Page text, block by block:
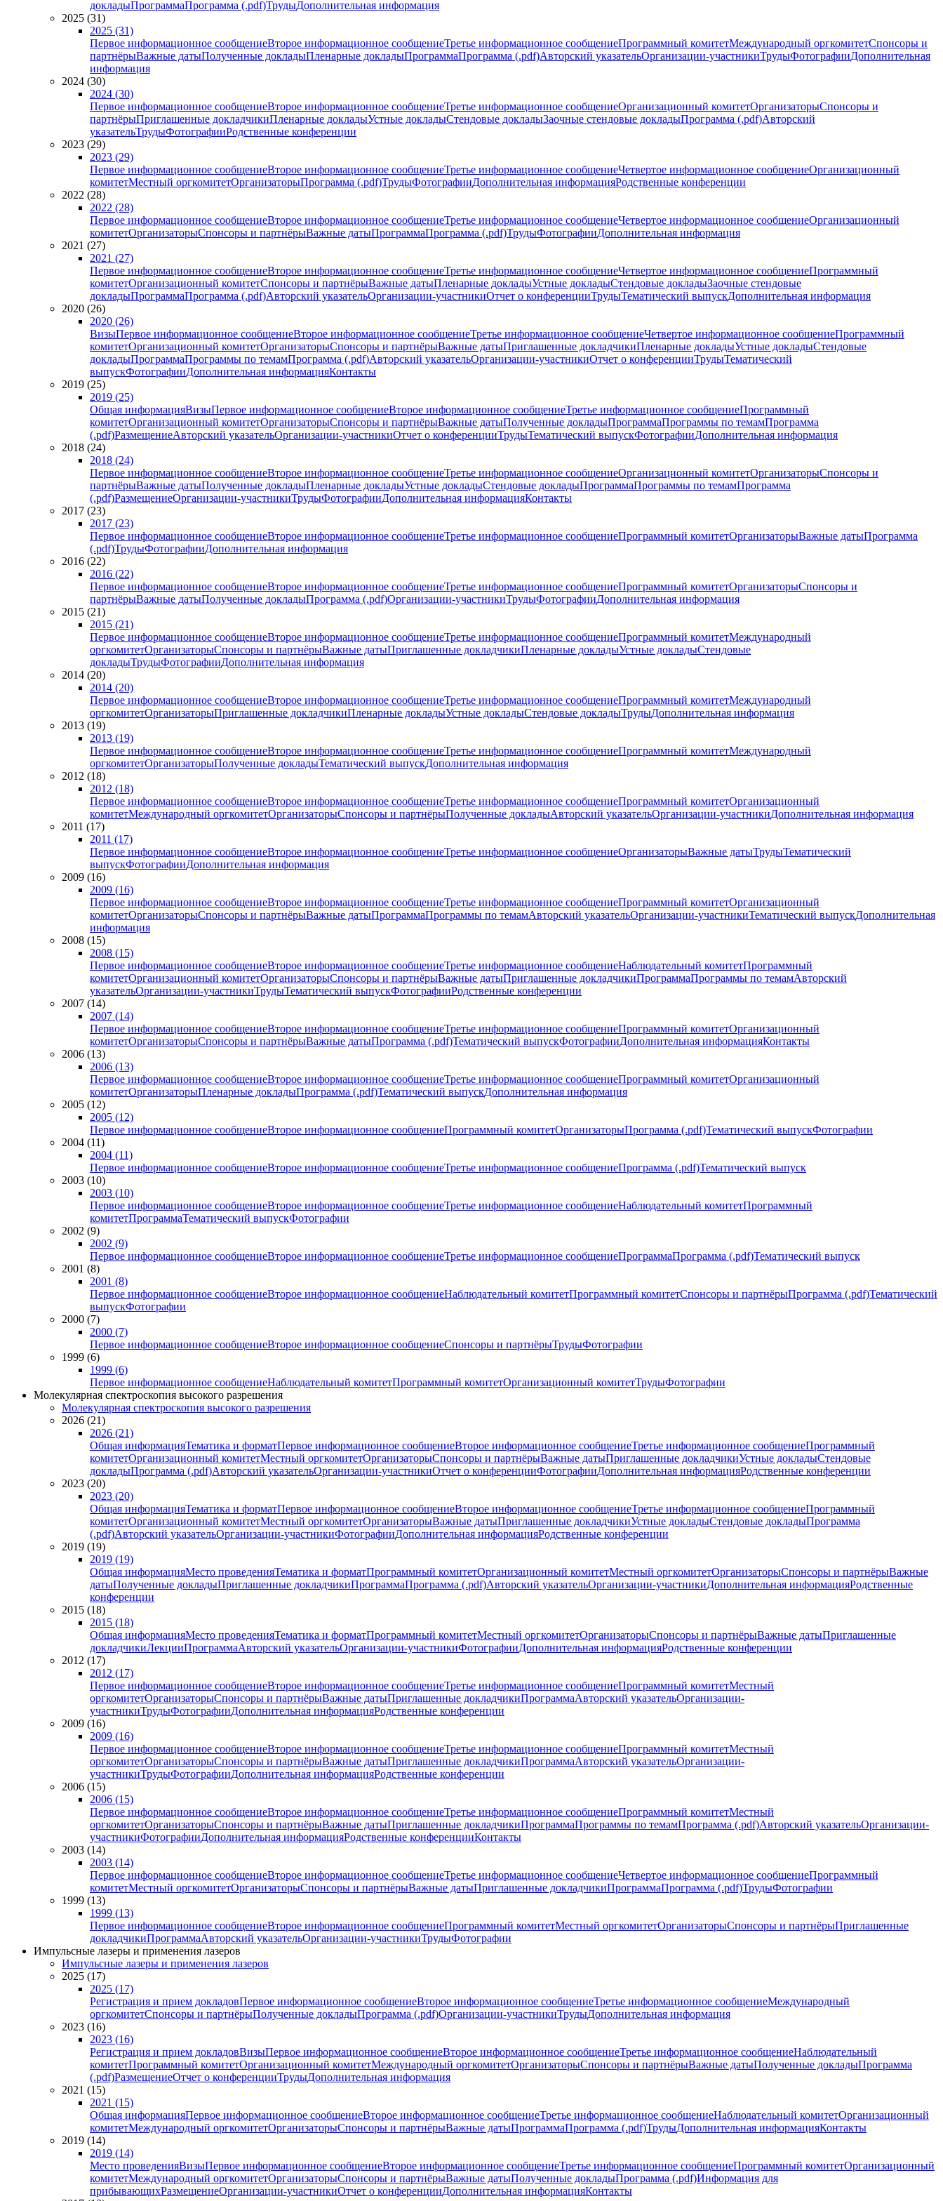
докладыПрограммаПрограмма (.pdf)ТрудыДополнительная информация
2025 (31)
2025 (31)
Первое информационное сообщениеВторое информационное сообщениеТретье информационное сообщениеПрограммный комитетМеждународный оргкомитетСпонсоры и
партнёрыВажные датыПолученные докладыПленарные докладыПрограммаПрограмма (.pdf)Авторский указательОрганизации-участникиТрудыФотографииДополнительная
информация
2024 (30)
2024 (30)
Первое информационное сообщениеВторое информационное сообщениеТретье информационное сообщениеОрганизационный комитетОрганизаторыСпонсоры и
партнёрыПриглашенные докладчикиПленарные докладыУстные докладыСтендовые докладыЗаочные стендовые докладыПрограмма (.pdf)Авторский
указательТрудыФотографииРодственные конференции
2023 (29)
2023 (29)
Первое информационное сообщениеВторое информационное сообщениеТретье информационное сообщениеЧетвертое информационное сообщениеОрганизационный
комитетМестный оргкомитетОрганизаторыПрограмма (.pdf)ТрудыФотографииДополнительная информацияРодственные конференции
2022 (28)
2022 (28)
Первое информационное сообщениеВторое информационное сообщениеТретье информационное сообщениеЧетвертое информационное сообщениеОрганизационный
комитетОрганизаторыСпонсоры и партнёрыВажные датыПрограммаПрограмма (.pdf)ТрудыФотографииДополнительная информация
2021 (27)
2021 (27)
Первое информационное сообщениеВторое информационное сообщениеТретье информационное сообщениеЧетвертое информационное сообщениеПрограммный
комитетОрганизационный комитетСпонсоры и партнёрыВажные датыПленарные докладыУстные докладыСтендовые докладыЗаочные стендовые
докладыПрограммаПрограмма (.pdf)Авторский указательОрганизации-участникиОтчет о конференцииТрудыТематический выпускДополнительная информация
2020 (26)
2020 (26)
ВизыПервое информационное сообщениеВторое информационное сообщениеТретье информационное сообщениеЧетвертое информационное сообщениеПрограммный
комитетОрганизационный комитетОрганизаторыСпонсоры и партнёрыВажные датыПриглашенные докладчикиПленарные докладыУстные докладыСтендовые
докладыПрограммаПрограммы по темамПрограмма (.pdf)Авторский указательОрганизации-участникиОтчет о конференцииТрудыТематический
выпускФотографииДополнительная информацияКонтакты
2019 (25)
2019 (25)
Общая информацияВизыПервое информационное сообщениеВторое информационное сообщениеТретье информационное сообщениеПрограммный
комитетОрганизационный комитетОрганизаторыСпонсоры и партнёрыВажные датыПолученные докладыПрограммаПрограммы по темамПрограмма
(.pdf)РазмещениеАвторский указательОрганизации-участникиОтчет о конференцииТрудыТематический выпускФотографииДополнительная информация
2018 (24)
2018 (24)
Первое информационное сообщениеВторое информационное сообщениеТретье информационное сообщениеОрганизационный комитетОрганизаторыСпонсоры и
партнёрыВажные датыПолученные докладыПленарные докладыУстные докладыСтендовые докладыПрограммаПрограммы по темамПрограмма
(.pdf)РазмещениеОрганизации-участникиТрудыФотографииДополнительная информацияКонтакты
2017 (23)
2017 (23)
Первое информационное сообщениеВторое информационное сообщениеТретье информационное сообщениеПрограммный комитетОрганизаторыВажные датыПрограмма
(.pdf)ТрудыФотографииДополнительная информация
2016 (22)
2016 (22)
Первое информационное сообщениеВторое информационное сообщениеТретье информационное сообщениеПрограммный комитетОрганизаторыСпонсоры и
партнёрыВажные датыПолученные докладыПрограмма (.pdf)Организации-участникиТрудыФотографииДополнительная информация
2015 (21)
2015 (21)
Первое информационное сообщениеВторое информационное сообщениеТретье информационное сообщениеПрограммный комитетМеждународный
оргкомитетОрганизаторыСпонсоры и партнёрыВажные датыПриглашенные докладчикиПленарные докладыУстные докладыСтендовые
докладыТрудыФотографииДополнительная информация
2014 (20)
2014 (20)
Первое информационное сообщениеВторое информационное сообщениеТретье информационное сообщениеПрограммный комитетМеждународный
оргкомитетОрганизаторыПриглашенные докладчикиПленарные докладыУстные докладыСтендовые докладыТрудыДополнительная информация
2013 (19)
2013 (19)
Первое информационное сообщениеВторое информационное сообщениеТретье информационное сообщениеПрограммный комитетМеждународный
оргкомитетОрганизаторыПолученные докладыТематический выпускДополнительная информация
2012 (18)
2012 (18)
Первое информационное сообщениеВторое информационное сообщениеТретье информационное сообщениеПрограммный комитетОрганизационный
комитетМеждународный оргкомитетОрганизаторыСпонсоры и партнёрыПолученные докладыАвторский указательОрганизации-участникиДополнительная информация
2011 (17)
2011 (17)
Первое информационное сообщениеВторое информационное сообщениеТретье информационное сообщениеОрганизаторыВажные датыТрудыТематический
выпускФотографииДополнительная информация
2009 (16)
2009 (16)
Первое информационное сообщениеВторое информационное сообщениеТретье информационное сообщениеПрограммный комитетОрганизационный
комитетОрганизаторыСпонсоры и партнёрыВажные датыПрограммаПрограммы по темамАвторский указательОрганизации-участникиТематический выпускДополнительная
информация
2008 (15)
2008 (15)
Первое информационное сообщениеВторое информационное сообщениеТретье информационное сообщениеНаблюдательный комитетПрограммный
комитетОрганизационный комитетОрганизаторыСпонсоры и партнёрыВажные датыПриглашенные докладчикиПрограммаПрограммы по темамАвторский
указательОрганизации-участникиТрудыТематический выпускФотографииРодственные конференции
2007 (14)
2007 (14)
Первое информационное сообщениеВторое информационное сообщениеТретье информационное сообщениеПрограммный комитетОрганизационный
комитетОрганизаторыСпонсоры и партнёрыВажные датыПрограмма (.pdf)Тематический выпускФотографииДополнительная информацияКонтакты
2006 (13)
2006 (13)
Первое информационное сообщениеВторое информационное сообщениеТретье информационное сообщениеПрограммный комитетОрганизационный
комитетОрганизаторыПленарные докладыПрограмма (.pdf)Тематический выпускДополнительная информация
2005 (12)
2005 (12)
Первое информационное сообщениеВторое информационное сообщениеПрограммный комитетОрганизаторыПрограмма (.pdf)Тематический выпускФотографии
2004 (11)
2004 (11)
Первое информационное сообщениеВторое информационное сообщениеТретье информационное сообщениеПрограмма (.pdf)Тематический выпуск
2003 (10)
2003 (10)
Первое информационное сообщениеВторое информационное сообщениеТретье информационное сообщениеНаблюдательный комитетПрограммный
комитетПрограммаТематический выпускФотографии
2002 (9)
2002 (9)
Первое информационное сообщениеВторое информационное сообщениеТретье информационное сообщениеПрограммаПрограмма (.pdf)Тематический выпуск
2001 (8)
2001 (8)
Первое информационное сообщениеВторое информационное сообщениеНаблюдательный комитетПрограммный комитетСпонсоры и партнёрыПрограмма (.pdf)Тематический
выпускФотографии
2000 (7)
2000 (7)
Первое информационное сообщениеВторое информационное сообщениеСпонсоры и партнёрыТрудыФотографии
1999 (6)
1999 (6)
Первое информационное сообщениеНаблюдательный комитетПрограммный комитетОрганизационный комитетТрудыФотографии
Молекулярная спектроскопия высокого разрешения
Молекулярная спектроскопия высокого разрешения
2026 (21)
2026 (21)
Общая информацияТематика и форматПервое информационное сообщениеВторое информационное сообщениеТретье информационное сообщениеПрограммный
комитетОрганизационный комитетМестный оргкомитетОрганизаторыСпонсоры и партнёрыВажные датыПриглашенные докладчикиУстные докладыСтендовые
докладыПрограмма (.pdf)Авторский указательОрганизации-участникиОтчет о конференцииФотографииДополнительная информацияРодственные конференции
2023 (20)
2023 (20)
Общая информацияТематика и форматПервое информационное сообщениеВторое информационное сообщениеТретье информационное сообщениеПрограммный
комитетОрганизационный комитетМестный оргкомитетОрганизаторыВажные датыПриглашенные докладчикиУстные докладыСтендовые докладыПрограмма
(.pdf)Авторский указательОрганизации-участникиФотографииДополнительная информацияРодственные конференции
2019 (19)
2019 (19)
Общая информацияМесто проведенияТематика и форматПрограммный комитетОрганизационный комитетМестный оргкомитетОрганизаторыСпонсоры и партнёрыВажные
датыПолученные докладыПриглашенные докладчикиПрограммаПрограмма (.pdf)Авторский указательОрганизации-участникиДополнительная информацияРодственные
конференции
2015 (18)
2015 (18)
Общая информацияМесто проведенияТематика и форматПрограммный комитетМестный оргкомитетОрганизаторыСпонсоры и партнёрыВажные датыПриглашенные
докладчикиЛекцииПрограммаАвторский указательОрганизации-участникиФотографииДополнительная информацияРодственные конференции
2012 (17)
2012 (17)
Первое информационное сообщениеВторое информационное сообщениеТретье информационное сообщениеПрограммный комитетМестный
оргкомитетОрганизаторыСпонсоры и партнёрыВажные датыПриглашенные докладчикиПрограммаАвторский указательОрганизации-
участникиТрудыФотографииДополнительная информацияРодственные конференции
2009 (16)
2009 (16)
Первое информационное сообщениеВторое информационное сообщениеТретье информационное сообщениеПрограммный комитетМестный
оргкомитетОрганизаторыСпонсоры и партнёрыВажные датыПриглашенные докладчикиПрограммаАвторский указательОрганизации-
участникиТрудыФотографииДополнительная информацияРодственные конференции
2006 (15)
2006 (15)
Первое информационное сообщениеВторое информационное сообщениеТретье информационное сообщениеПрограммный комитетМестный
оргкомитетОрганизаторыСпонсоры и партнёрыВажные датыПриглашенные докладчикиПрограммаПрограммы по темамПрограмма (.pdf)Авторский указательОрганизации-
участникиФотографииДополнительная информацияРодственные конференцииКонтакты
2003 (14)
2003 (14)
Первое информационное сообщениеВторое информационное сообщениеТретье информационное сообщениеЧетвертое информационное сообщениеПрограммный
комитетМестный оргкомитетОрганизаторыСпонсоры и партнёрыВажные датыПриглашенные докладчикиПрограммаПрограмма (.pdf)ТрудыФотографии
1999 (13)
1999 (13)
Первое информационное сообщениеВторое информационное сообщениеПрограммный комитетМестный оргкомитетОрганизаторыСпонсоры и партнёрыПриглашенные
докладчикиПрограммаАвторский указательОрганизации-участникиТрудыФотографии
Импульсные лазеры и применения лазеров
Импульсные лазеры и применения лазеров
2025 (17)
2025 (17)
Регистрация и прием докладовПервое информационное сообщениеВторое информационное сообщениеТретье информационное сообщениеМеждународный
оргкомитетСпонсоры и партнёрыПолученные докладыПрограмма (.pdf)Организации-участникиТрудыДополнительная информация
2023 (16)
2023 (16)
Регистрация и прием докладовВизыПервое информационное сообщениеВторое информационное сообщениеТретье информационное сообщениеНаблюдательный
комитетПрограммный комитетОрганизационный комитетМеждународный оргкомитетОрганизаторыСпонсоры и партнёрыВажные датыПолученные докладыПрограмма
(.pdf)РазмещениеОтчет о конференцииТрудыДополнительная информация
2021 (15)
2021 (15)
Общая информацияПервое информационное сообщениеВторое информационное сообщениеТретье информационное сообщениеНаблюдательный комитетОрганизационный
комитетМеждународный оргкомитетОрганизаторыСпонсоры и партнёрыВажные датыПрограммаПрограмма (.pdf)ТрудыДополнительная информацияКонтакты
2019 (14)
2019 (14)
Место проведенияВизыПервое информационное сообщениеВторое информационное сообщениеТретье информационное сообщениеПрограммный комитетОрганизационный
комитетМеждународный оргкомитетОрганизаторыСпонсоры и партнёрыВажные датыПолученные докладыПрограмма (.pdf)Информация для
прибывающихРазмещениеОрганизации-участникиОтчет о конференцииДополнительная информацияКонтакты